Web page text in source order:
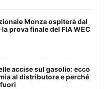
Monza ospiterà dal
la prova finale del FIA WEC
accise sul gasolio: ecco
al distributore e perché